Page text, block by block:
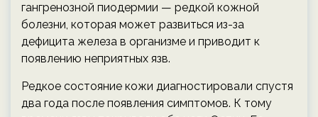
гангренозной пиодермии — редкой кожной
болезни, которая может развиться из-за
дефицита железа в организме и приводит к
появлению неприятных язв.
Редкое состояние кожи диагностировали спустя
два года после появления симптомов. К тому